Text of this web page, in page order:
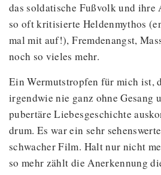
das soldatische Fußvolk und ihre
so oft kritisierte Heldenmythos
mal mit auf!), Fremdenangst,
noch so vieles mehr.
Ein Wermutstropfen für mich ist,
irgendwie nie ganz ohne Gesang
pubertäre Liebesgeschichte
drum. Es war ein sehr
schwacher Film. Halt nur nicht
so mehr zählt die Anerkennung